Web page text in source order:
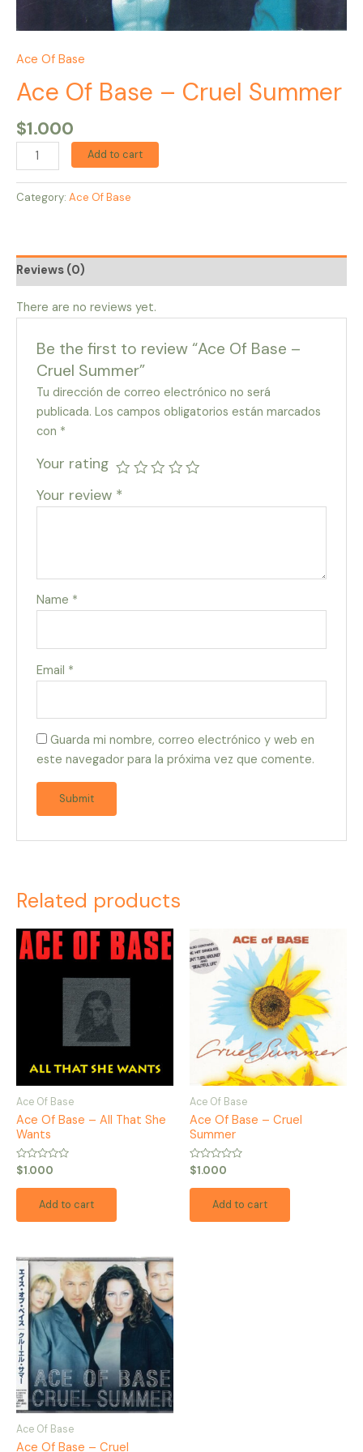
Ace Of Base
Ace Of Base – Cruel Summer
$1.000
Add to cart
Category: Ace Of Base
Reviews (0)
There are no reviews yet.
Be the first to review “Ace Of Base –
Cruel Summer”
Tu dirección de correo electrónico no será
publicada. Los campos obligatorios están marcados
con *
Your rating
Your review *
Name *
Email *
Guarda mi nombre, correo electrónico y web en
este navegador para la próxima vez que comente.
Related products
Ace Of Base
Ace Of Base – All That She
Wants
Rated
0
out
$1.000
Add to cart
Ace Of Base
Ace Of Base – Cruel
Summer
Rated
0
out
$1.000
Add to cart
Ace Of Base
Ace Of Base – Cruel